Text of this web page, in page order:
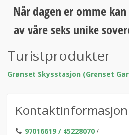
Når dagen er omme
av våre seks unike
Turistprodukter
Grønset Skysstasjon (Grønset
Kontaktinformasjon
97016619 / 45228070 /